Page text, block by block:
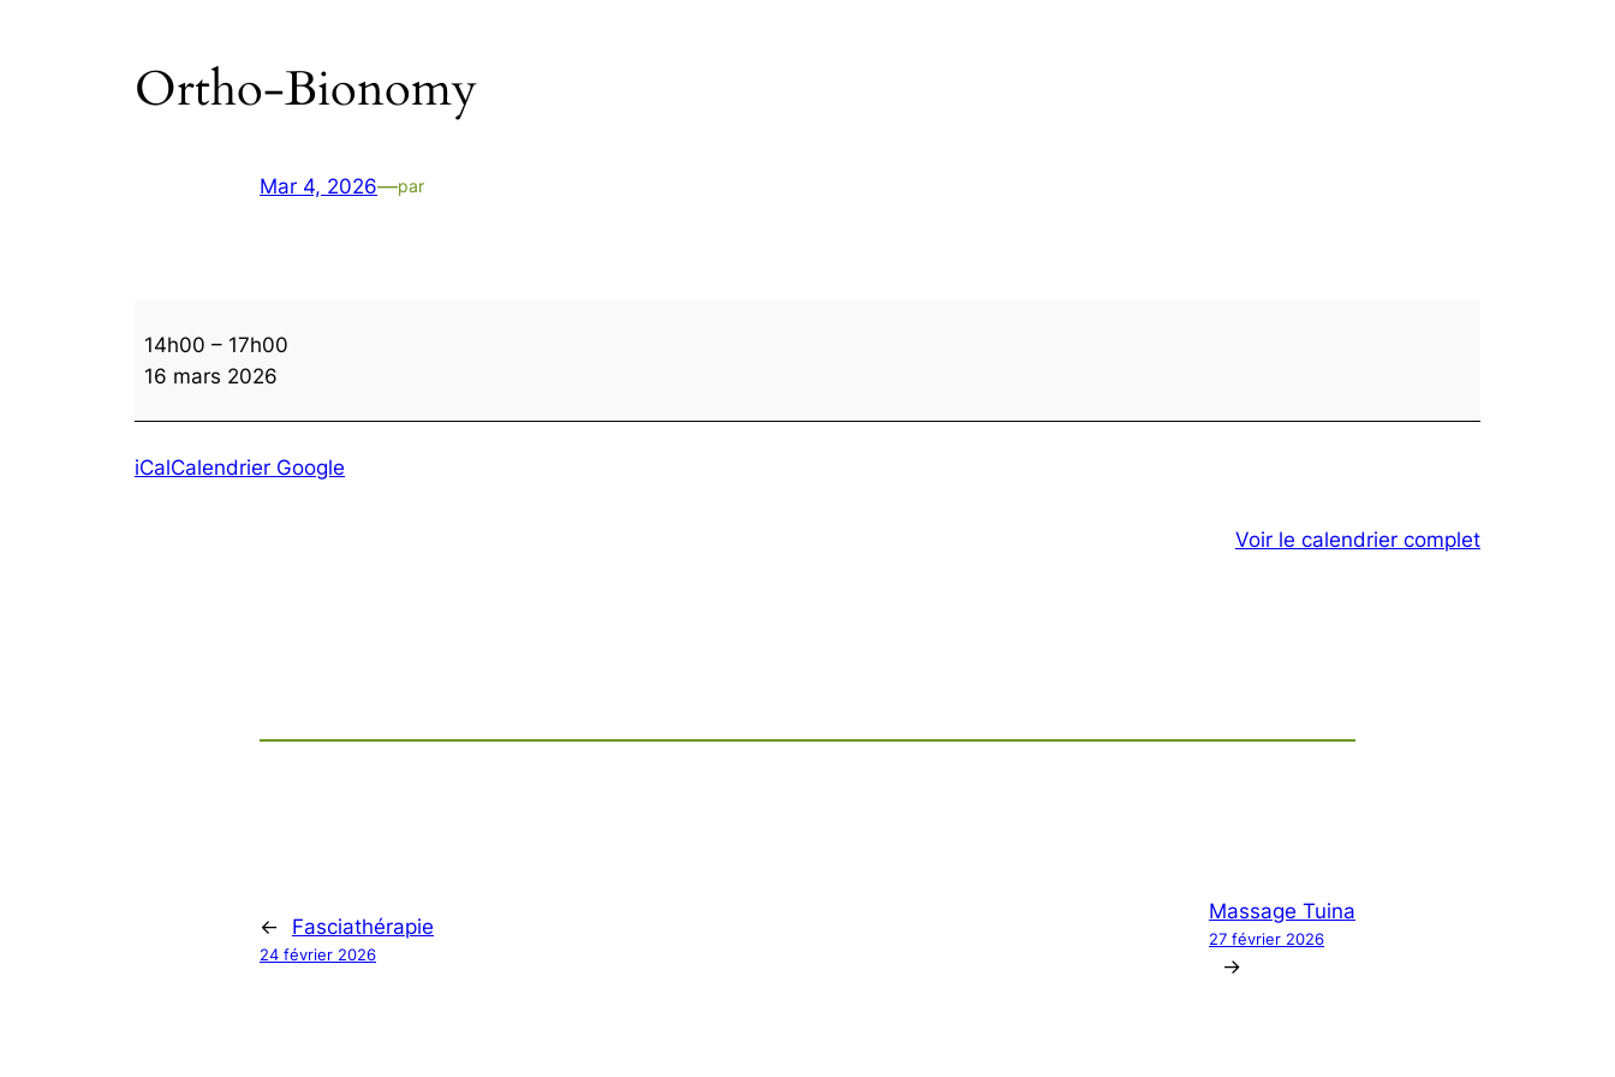
Ortho-Bionomy
Mar 4, 2026—par
Bionomy
14h00 – 17h00
16 mars 2026
iCalCalendrier Google
Voir le calendrier complet
← Fasciathérapie
24 février 2026
Massage Tuina
27 février 2026
→